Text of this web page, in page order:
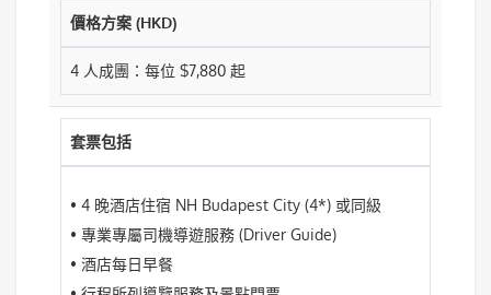
價格方案 (HKD)
4 人成團：每位 $7,880 起
套票包括
• 4 晚酒店住宿 NH Budapest City (4*) 或同級
• 專業專屬司機導遊服務 (Driver Guide)
• 酒店每日早餐